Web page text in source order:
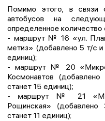
Помимо этого, в связи
автобусов на
определенное количество
- маршрут № 16 «ул.
метиз» (добавлено 5 т/c
единиц);
- маршрут № 20
Космонавтов
станет 15 единиц);
- маршрут № 21
Рощинская»
станет 11 единиц);